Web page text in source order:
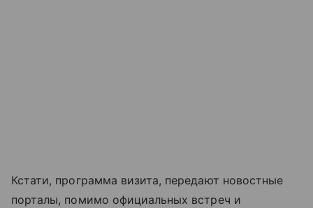
Кстати, программа визита, передают новостные
порталы, помимо официальных встреч и